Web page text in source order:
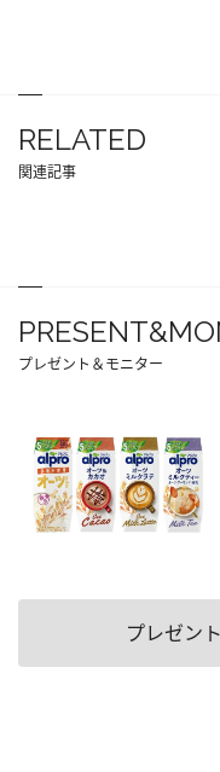
RELATED
関連記事
プレゼント＆モニター
プレゼン